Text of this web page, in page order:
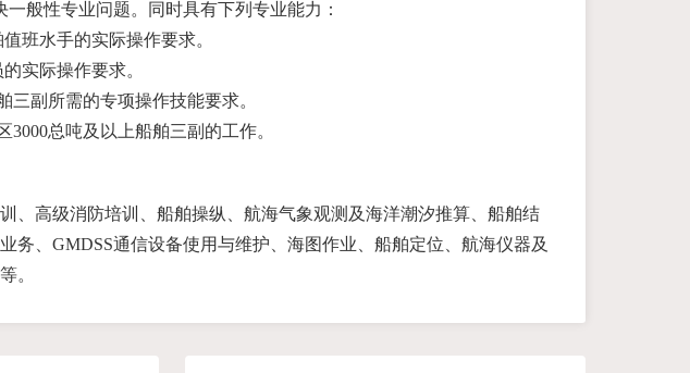
般性专业问题。同时具有下列专业能力：
班水手的实际操作要求。
实际操作要求。
三副所需的专项操作技能要求。
总吨及以上船舶三副的工作。
、高级消防培训、船舶操纵、航海气象观测及海洋潮汐推算、船舶结
务、GMDSS通信设备使用与维护、海图作业、船舶定位、航海仪器及
。